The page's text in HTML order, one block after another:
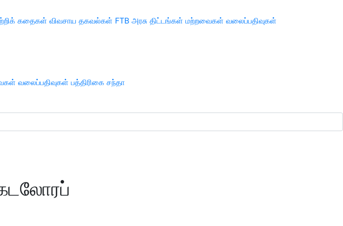
கதைகள் விவசாய தகவல்கள் FTB அரசு திட்டங்கள் மற்றவைகள் வலைப்பதிவுகள்
வலைப்பதிவுகள் பத்திரிகை சந்தா